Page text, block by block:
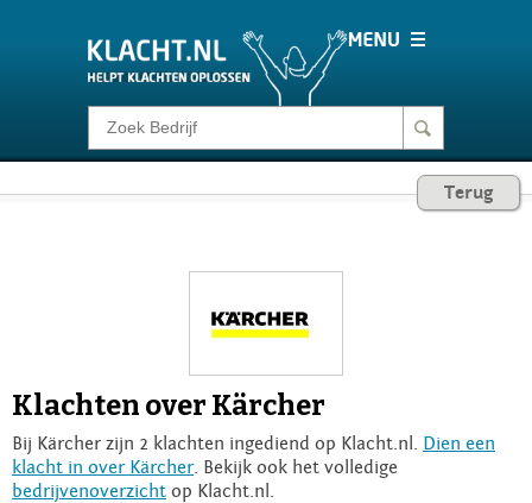
Klacht melden
Login
Terug
Klachten over Kärcher
Bij Kärcher zijn 2 klachten ingediend op Klacht.nl. Dien een
klacht in over Kärcher. Bekijk ook het volledige
bedrijvenoverzicht op Klacht.nl.